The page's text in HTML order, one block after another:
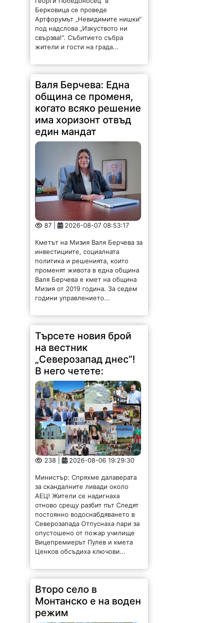
Берковица се проведе
Артфорумът „Невидимите нишки“
под надслова „Изкуството ни
свързва!“. Събитието събра
жители и гости на града...
Валя Берчева: Една
община се променя,
когато всяко решение
има хоризонт отвъд
един мандат
87 | 2026-08-07 08:53:17
Кметът на Мизия Валя Берчева за
инвестициите, социалната
политика и решенията, които
променят живота в една община
Валя Берчева е кмет на община
Мизия от 2019 година. За седем
години управлението...
Търсете новия брой
на вестник
„Северозапад днес“!
В него четете:
238 | 2026-08-06 19:29:30
Министър: Спряхме далаверата
за скандалните ливади около
АЕЦ! Жители се надигнаха
отново срещу разбит път Следят
постоянно водоснабдяването в
Северозапада Отпуснаха пари за
опустошено от пожар училище
Вицепремиерът Пулев и кмета
Ценков обсъдиха ключови...
Второ село в
Монтанско е на воден
режим